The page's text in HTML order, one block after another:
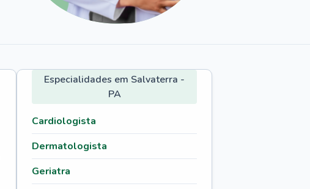
Especialidades em Salvaterra -
PA
Cardiologista
Dermatologista
Geriatra